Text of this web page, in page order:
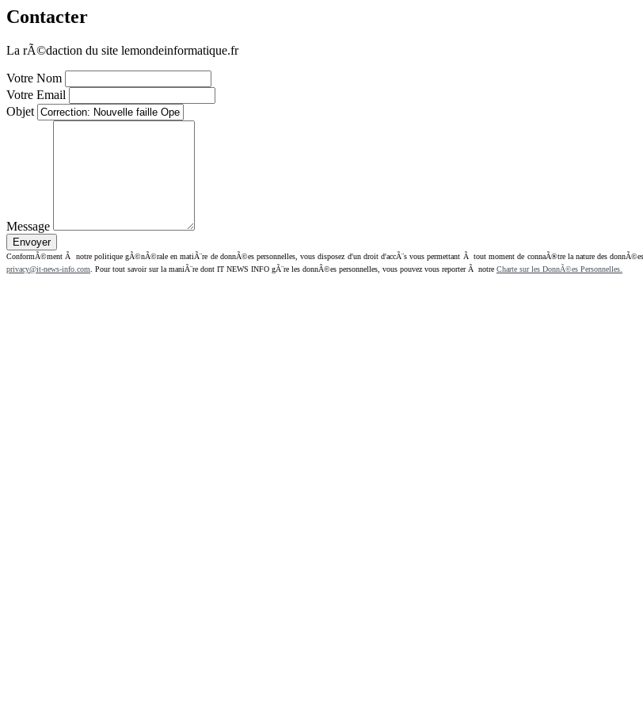
Contacter
La rÃ©daction du site lemondeinformatique.fr
Votre Nom
Votre Email
Objet
Message
ConformÃ©ment Ã notre politique gÃ©nÃ©rale en matiÃ¨re de donnÃ©es personnelles, vous disposez d'un droit d'accÃ¨s vous permettant Ã tout moment de connaÃ®tre la nature des
privacy@it-news-info.com . Pour tout savoir sur la maniÃ¨re dont IT NEWS INFO gÃ¨re les donnÃ©es personnelles, vous pouvez vous reporter Ã notre Charte sur les DonnÃ©es Personnelles.